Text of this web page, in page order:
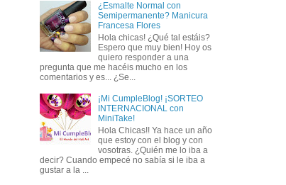
¿Esmalte Normal con
Semipermanente? Manicura
Francesa Flores
Hola chicas! ¿Qué tal estáis?
Espero que muy bien! Hoy os
quiero responder a una
pregunta que me hacéis mucho en los
comentarios y es... ¿Se...
¡Mi CumpleBlog! ¡SORTEO
INTERNACIONAL con
MiniTake!
Hola Chicas!! Ya hace un año
que estoy con el blog y con
vosotras. ¿Quién me lo iba a
decir? Cuando empecé no sabía si le iba a
gustar a la ...